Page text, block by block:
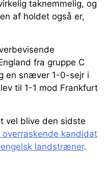
taknemmelig, og
af holdet også er,
fra gruppe C
en snæver 1-0-sejr i
til 1-1 mod Frankfurt
vel blive den sidste
overraskende kandidat
landstræner.